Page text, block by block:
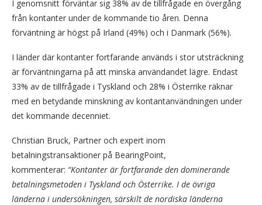
I genomsnitt förväntar sig 38% av de tillfrågade en övergång
från kontanter under de kommande tio åren. Denna
förväntning är högst på Irland (49%) och i Danmark (56%).
I länder där kontanter fortfarande används i stor utsträckning
är förväntningarna på att minska användandet lägre. Endast
33% av de tillfrågade i Tyskland och 28% i Österrike räknar
med en betydande minskning av kontantanvändningen under
det kommande decenniet.
Christian Bruck, Partner och expert inom
betalningstransaktioner på BearingPoint,
kommenterar: “Kontanter är fortfarande den dominerande
betalningsmetoden i Tyskland och Österrike. I de övriga
länderna i undersökningen, särskilt de nordiska länderna